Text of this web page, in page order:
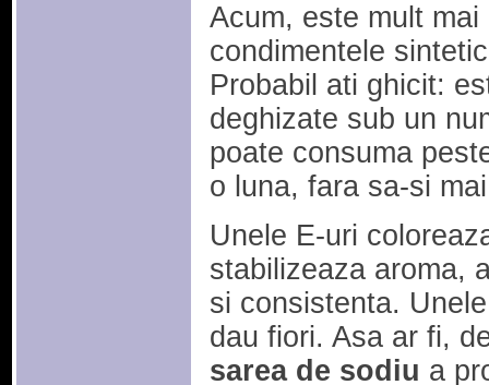
Acum, este mult mai
condimentele
Probabil ati ghicit:
deghizate sub un
poate consuma
o luna, fara sa-si
Unele E-uri
stabilizeaza aroma,
si consistenta.
dau fiori. Asa ar fi,
sarea de sodiu a